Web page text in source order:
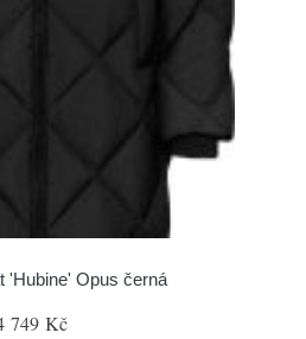
'Hubine' Opus černá
749 Kč